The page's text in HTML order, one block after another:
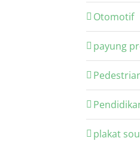
Otomotif
payung
plakat